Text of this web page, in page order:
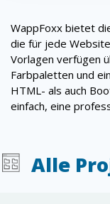
WappFoxx bietet
die für jede
Vorlagen verfügen
Farbpaletten und
HTML- als auch
einfach, eine
Alle